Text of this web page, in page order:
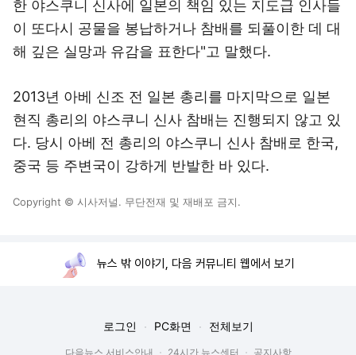
한 야스쿠니 신사에 일본의 책임 있는 지도급 인사들
이 또다시 공물을 봉납하거나 참배를 되풀이한 데 대
해 깊은 실망과 유감을 표한다"고 말했다.
2013년 아베 신조 전 일본 총리를 마지막으로 일본
현직 총리의 야스쿠니 신사 참배는 진행되지 않고 있
다. 당시 아베 전 총리의 야스쿠니 신사 참배로 한국,
중국 등 주변국이 강하게 반발한 바 있다.
Copyright © 시사저널. 무단전재 및 재배포 금지.
뉴스 밖 이야기, 다음 커뮤니티 웹에서 보기
로그인 PC화면 전체보기
다음뉴스 서비스안내 24시간 뉴스센터 공지사항